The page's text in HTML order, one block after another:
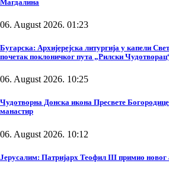
Магдалина
06. August 2026. 01:23
Бугарска: Архијерејска литургија у капели
почетак поклоничког пута „Рилски
06. August 2026. 10:25
Чудотворна Донска икона Пресвете
манастир
06. August 2026. 10:12
Јерусалим: Патријарх Теофил III примио новог